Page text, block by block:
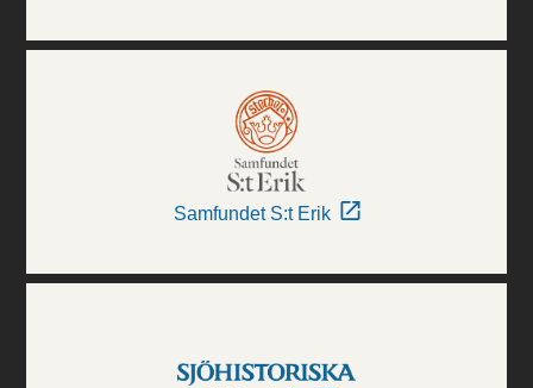
Samfundet S:t Erik